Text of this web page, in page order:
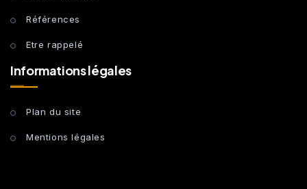
Références
Etre rappelé
Informations légales
Plan du site
Mentions légales